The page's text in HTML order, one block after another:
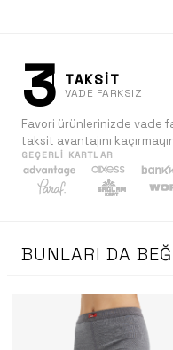
3 TAKSİT
VADE FARKSIZ
Favori ürünlerinizde vade
taksit avantajını
GEÇERLI KARTLAR
BUNLARI DA